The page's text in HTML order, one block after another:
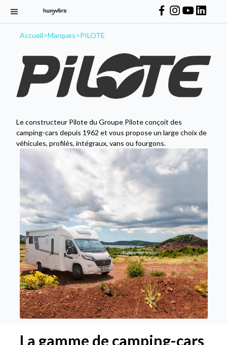
Accueil>Marques>PILOTE
Le constructeur Pilote du Groupe Pilote conçoit des
camping-cars depuis 1962 et vous propose un large choix de
véhicules, profilés, intégraux, vans ou fourgons.
La gamme de camping-cars